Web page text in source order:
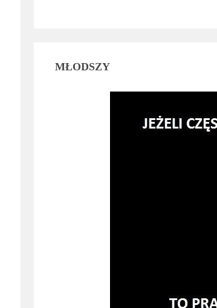
MŁODSZY